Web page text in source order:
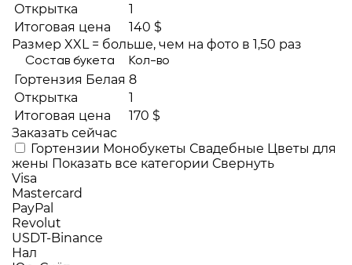
Открытка
1
Итоговая цена
140 $
Размер XXL = больше, чем на фото в 1,50 раз
Состав букета Кол-во
Гортензия Белая 8
Открытка
1
Итоговая цена
170 $
Заказать сейчас
Гортензии Монобукеты Свадебные Цветы для
жены Показать все категории Свернуть
Visa
Mastercard
PayPal
Revolut
USDT-Binance
Нал